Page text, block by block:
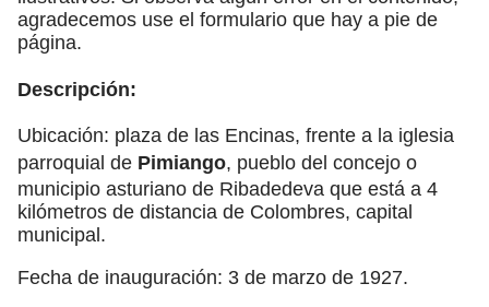
agradecemos use el formulario que hay a pie de
página.
Descripción:
Ubicación: plaza de las Encinas, frente a la iglesia
parroquial de Pimiango, pueblo del concejo o
municipio asturiano de Ribadedeva que está a 4
kilómetros de distancia de Colombres, capital
municipal.
Fecha de inauguración: 3 de marzo de 1927.